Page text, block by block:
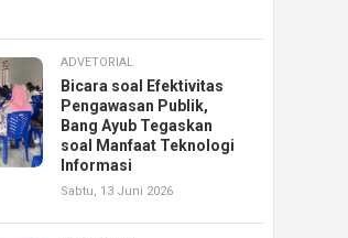
ADVETORIAL
Bicara soal Efektivitas
Pengawasan Publik,
Bang Ayub Tegaskan
soal Manfaat Teknologi
Informasi
Sabtu, 13 Juni 2026